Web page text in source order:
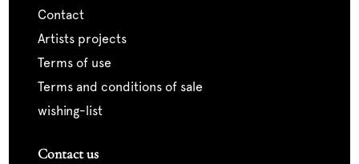
contact
artists projects
terms of use
terms and conditions of sale
wishing-list
Contact us